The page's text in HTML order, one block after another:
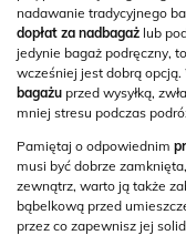
nadawanie tradycyjnego
dopłat za nadbagaż lub
jedynie bagaż podręczny,
wcześniej jest dobrą
bagażu przed wysyłką,
mniej stresu podczas
Pamiętaj o odpowiednim
musi być dobrze
zewnątrz, warto ją także
bąbelkową przed
przez co zapewnisz jej